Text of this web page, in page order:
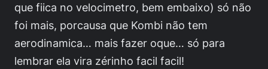
que fiica no velocimetro, bem embaixo) só não
foi mais, porcausa que Kombi não tem
aerodinamica… mais fazer oque… só para
lembrar ela vira zérinho facil facil!